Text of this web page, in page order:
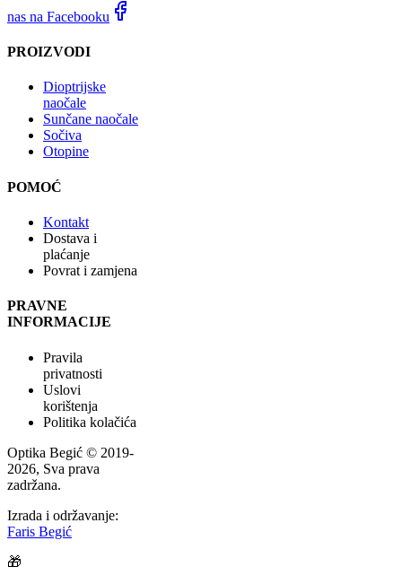
nas na Facebooku
PROIZVODI
Dioptrijske
naočale
Sunčane naočale
Sočiva
Otopine
POMOĆ
Kontakt
Dostava i
plaćanje
Povrat i zamjena
PRAVNE
INFORMACIJE
Pravila
privatnosti
Uslovi
korištenja
Politika kolačića
Optika Begić © 2019-
2026, Sva prava
zadržana.
Izrada i održavanje:
Faris Begić
🎁